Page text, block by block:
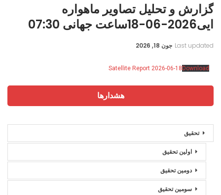
گزارش و تحلیل تصاویر ماهواره
ایی2026-06-18ساعت جهانی 07:30
Last updated جون 18, 2026
Satellite Report 2026-06-18Download
هشدارها
تحقیق
اولین تحقیق
دومین تحقیق
سومین تحقیق